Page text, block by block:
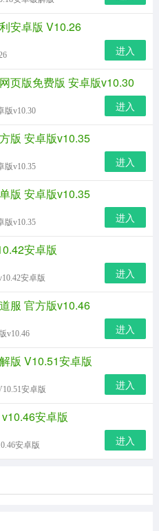
安卓版 V10.26
进入
页版免费版 安卓版v10.30
版v10.30 进入
版 安卓版v10.35
版v10.35 进入
版 安卓版v10.35
版v10.35 进入
安卓版
安卓版 进入
服 官方版v10.46
v10.46 进入
版 V10.51安卓版
安卓版 进入
安卓版
安卓版 进入